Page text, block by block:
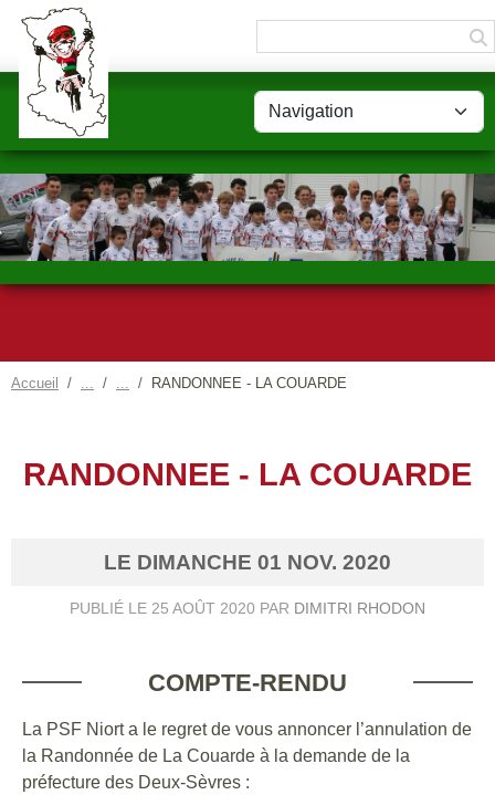
Accueil RANDONNEE - LA COUARDE
RANDONNEE - LA COUARDE
LE DIMANCHE 01 NOV. 2020
PUBLIÉ LE 25 AOÛT 2020 PAR DIMITRI RHODON
COMPTE-RENDU
La PSF Niort a le regret de vous annoncer l’annulation de
la Randonnée de La Couarde à la demande de la
préfecture des Deux-Sèvres :
Panneau de gestion des cookies